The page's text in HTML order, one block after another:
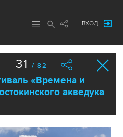
ВХОД
«Времена и
акведука
31 / 82